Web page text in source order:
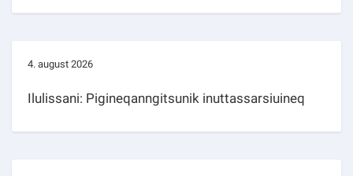
4. august 2026
Ilulissani: Pigineqanngitsunik inuttassarsiuineq